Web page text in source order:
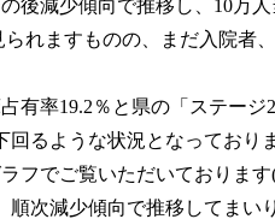
減少傾向で推移し、10万人
れますものの、まだ入院者
率19.2％と県の「ステージ
るような状況となっており
フでご覧いただいております
順次減少傾向で推移してまい